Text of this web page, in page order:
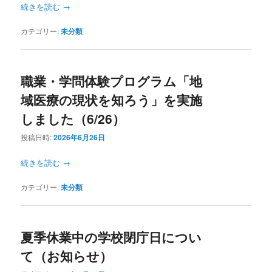
続きを読む →
カテゴリー:未分類
職業・学問体験プログラム「地
域医療の現状を知ろう」を実施
しました（6/26）
投稿日時:2026年6月26日
続きを読む →
カテゴリー:未分類
夏季休業中の学校閉庁日につい
て（お知らせ）